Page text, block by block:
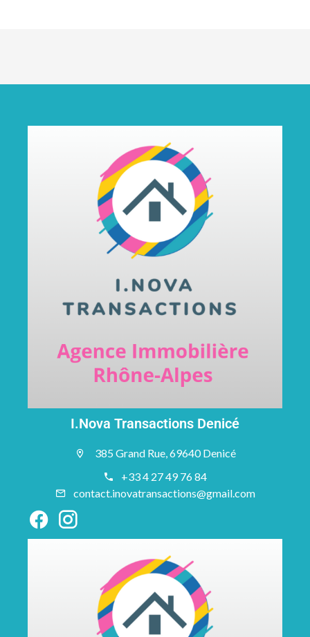
I.Nova Transactions Denicé
385 Grand Rue, 69640 Denicé
+33 4 27 49 76 84
contact.inovatransactions@gmail.com